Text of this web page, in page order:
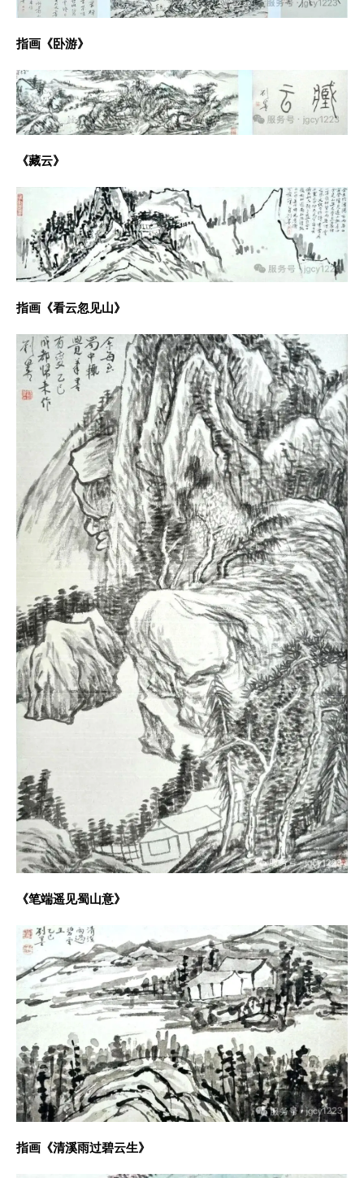
指画《卧游》
《藏云》
指画《看云忽见山》
《笔端遥见蜀山意》
指画《清溪雨过碧云生》